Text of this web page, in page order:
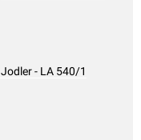
- LA 540/1